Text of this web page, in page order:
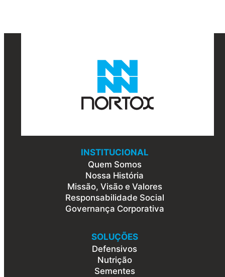
INSTITUCIONAL
Quem Somos
Nossa História
Missão, Visão e Valores
Responsabilidade Social
Governança Corporativa
SOLUÇÕES
Defensivos
Nutrição
Sementes